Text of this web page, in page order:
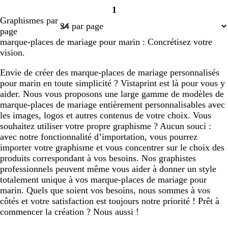
Page
1
Graphismes par
page
marque-places de mariage pour marin : Concrétisez votre
vision.
Envie de créer des marque-places de mariage personnalisés
pour marin en toute simplicité ? Vistaprint est là pour vous y
aider. Nous vous proposons une large gamme de modèles de
marque-places de mariage entièrement personnalisables avec
les images, logos et autres contenus de votre choix. Vous
souhaitez utiliser votre propre graphisme ? Aucun souci :
avec notre fonctionnalité d’importation, vous pourrez
importer votre graphisme et vous concentrer sur le choix des
produits correspondant à vos besoins. Nos graphistes
professionnels peuvent même vous aider à donner un style
totalement unique à vos marque-places de mariage pour
marin. Quels que soient vos besoins, nous sommes à vos
côtés et votre satisfaction est toujours notre priorité ! Prêt à
commencer la création ? Nous aussi !